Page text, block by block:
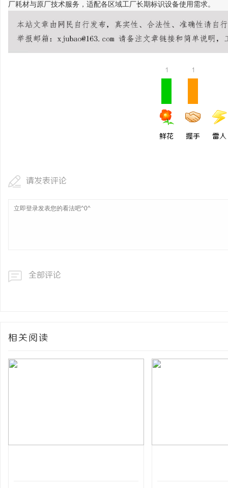
厂耗材与原厂技术服务，适配各区域工厂长期标识设备使用需求。
1
鲜花
1
握手 雷人
请发表评论
全部评论
相关阅读